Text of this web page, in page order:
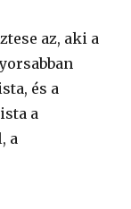
az, aki a
és a
a
a